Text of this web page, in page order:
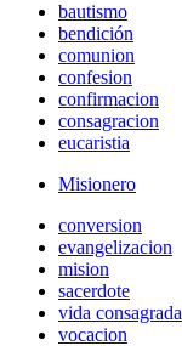
bautismo
bendición
comunion
confesion
confirmacion
consagracion
eucaristia
Misionero
conversion
evangelizacion
mision
sacerdote
vida consagrada
vocacion